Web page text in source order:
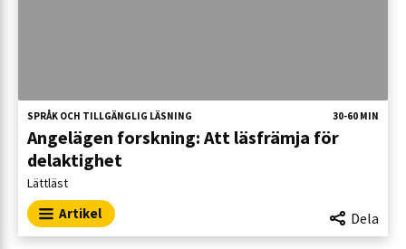
SPRÅK OCH TILLGÄNGLIG LÄSNING 30-60 MIN
Angelägen forskning: Att läsfrämja för
delaktighet
Lättläst
Artikel Dela